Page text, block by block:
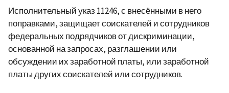
Исполнительный указ 11246,с внесёнными в него
поправками,защищает соискателей и сотрудников
федеральных подрядчиков от дискриминации,
основанной на запросах, разглашении или
обсуждении их заработной платы, или заработной
платы других соискателей или сотрудников.